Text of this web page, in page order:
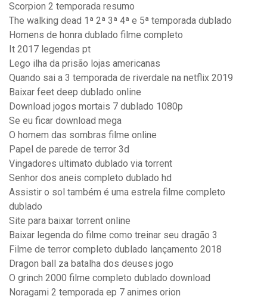
Scorpion 2 temporada resumo
The walking dead 1ª 2ª 3ª 4ª e 5ª temporada dublado
Homens de honra dublado filme completo
It 2017 legendas pt
Lego ilha da prisão lojas americanas
Quando sai a 3 temporada de riverdale na netflix 2019
Baixar feet deep dublado online
Download jogos mortais 7 dublado 1080p
Se eu ficar download mega
O homem das sombras filme online
Papel de parede de terror 3d
Vingadores ultimato dublado via torrent
Senhor dos aneis completo dublado hd
Assistir o sol também é uma estrela filme completo
dublado
Site para baixar torrent online
Baixar legenda do filme como treinar seu dragão 3
Filme de terror completo dublado lançamento 2018
Dragon ball za batalha dos deuses jogo
O grinch 2000 filme completo dublado download
Noragami 2 temporada ep 7 animes orion